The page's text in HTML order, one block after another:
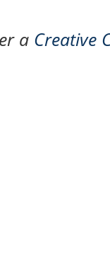
a Creative